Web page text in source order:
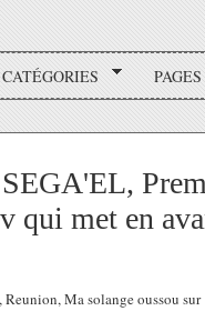
CATÉGORIES PAGES
qui met en
Ma solange oussou